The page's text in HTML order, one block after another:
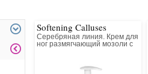
Softening Calluses
Серебряная линия. Крем для
ног размягчающий мозоли с